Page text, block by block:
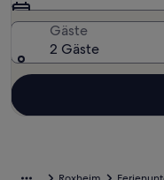
Gäste
2 Gäste